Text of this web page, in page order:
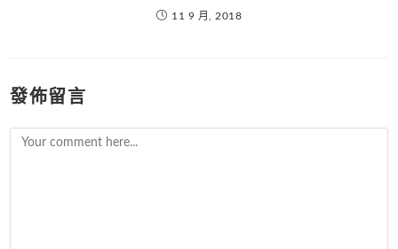
11 9 月, 2018
發佈留言
Comment